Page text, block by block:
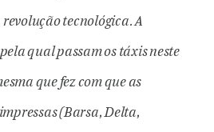
tecnológica. A
qual passam os táxis neste
que fez com que as
(Barsa, Delta,